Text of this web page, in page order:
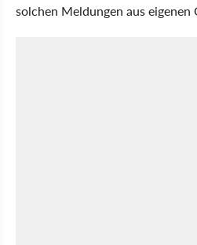
solchen Meldungen aus eigenen